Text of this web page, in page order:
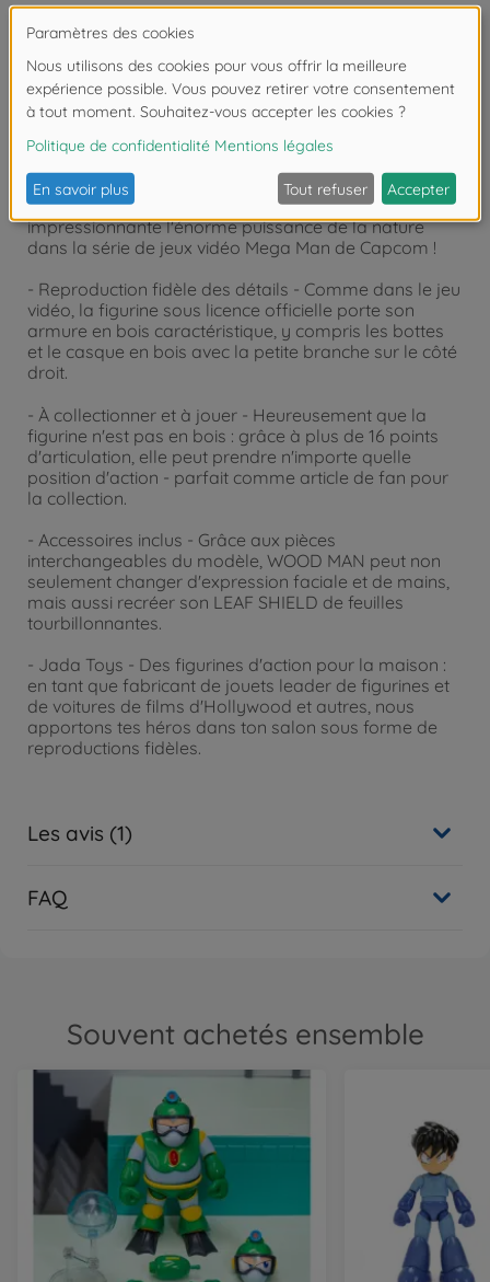
Détails
tant que figurine à collectionner Jada Toys : le robot
ligneux WOOD MAN incarne de manière
impressionnante l'énorme puissance de la nature
dans la série de jeux vidéo Mega Man de Capcom !
- Reproduction fidèle des détails - Comme dans le jeu
vidéo, la figurine sous licence officielle porte son
armure en bois caractéristique, y compris les bottes
et le casque en bois avec la petite branche sur le côté
droit.
- À collectionner et à jouer - Heureusement que la
figurine n'est pas en bois : grâce à plus de 16 points
d'articulation, elle peut prendre n'importe quelle
position d'action - parfait comme article de fan pour
la collection.
- Accessoires inclus - Grâce aux pièces
interchangeables du modèle, WOOD MAN peut non
seulement changer d'expression faciale et de mains,
mais aussi recréer son LEAF SHIELD de feuilles
tourbillonnantes.
- Jada Toys - Des figurines d'action pour la maison :
en tant que fabricant de jouets leader de figurines et
de voitures de films d'Hollywood et autres, nous
apportons tes héros dans ton salon sous forme de
reproductions fidèles.
Les avis (1)
FAQ
Souvent achetés ensemble